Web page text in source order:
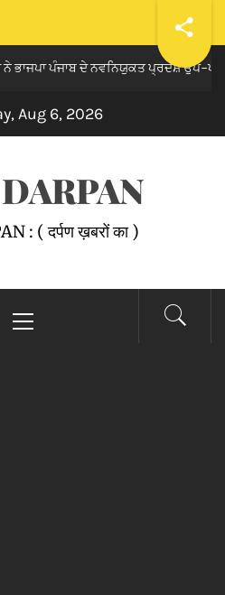
ਪੰਜਾਬ ਦੇ ਨਵਨਿਯੁਕਤ ਪ੍ਰਦੇਸ਼ ਉਪ-ਪ੍ਰਧਾਨ
Aug 6, 2026
: ( दर्पण ख़बरों का )
Menu